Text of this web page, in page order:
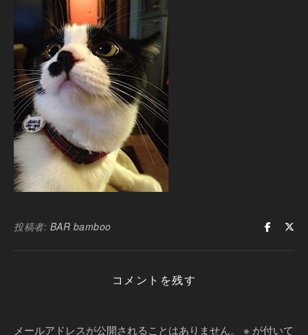
投稿者: BAR bamboo
コメントを残す
メールアドレスが公開されることはありません。 ※ が付いて